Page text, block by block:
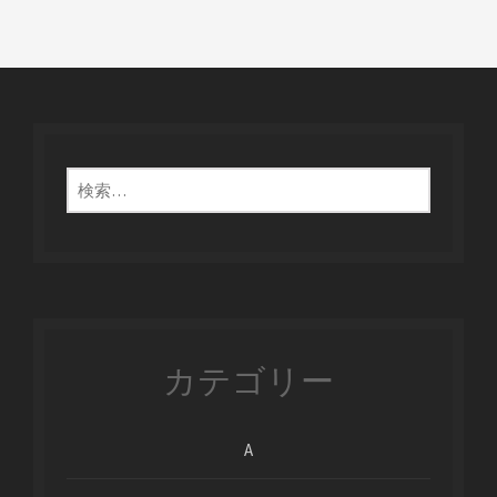
検
索:
カテゴリー
A